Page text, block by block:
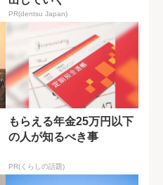
PR(dentsu Japan)
もらえる年金25万円以下
の人が知るべき事
PR(くらしの話題)